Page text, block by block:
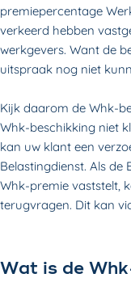
premiepercentage
verkeerd hebben
werkgevers. Want de
uitspraak nog niet
Kijk daarom de Whk-
Whk-beschikking niet
kan uw klant een
Belastingdienst. Als de
Whk-premie vaststelt,
terugvragen. Dit kan
Wat is de